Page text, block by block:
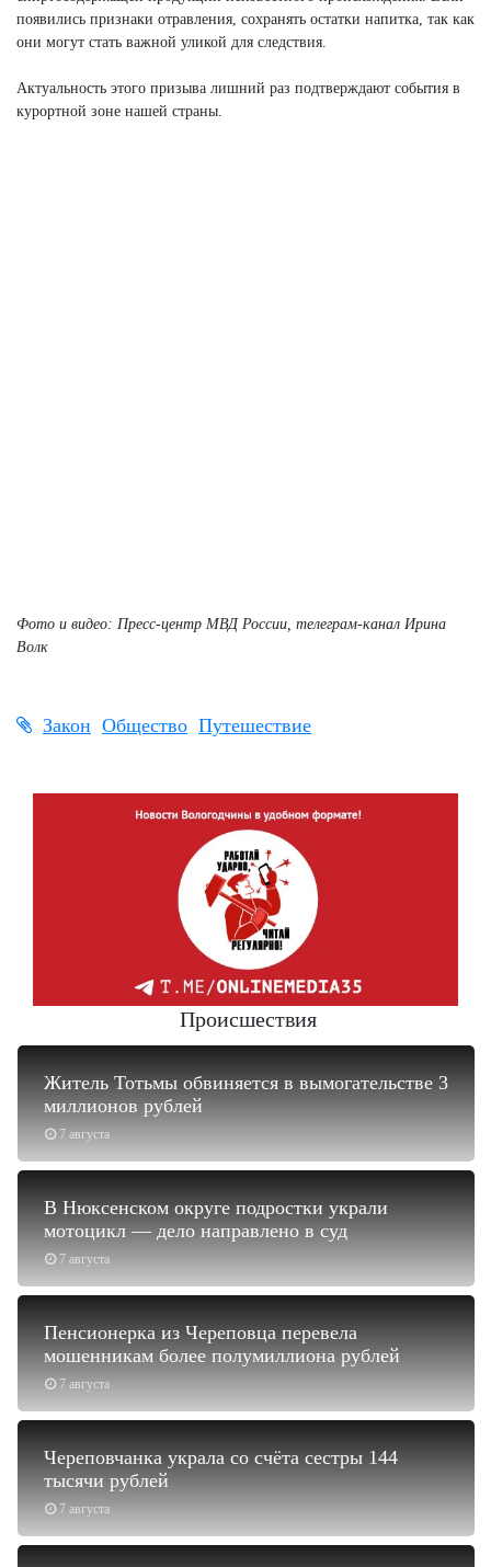
появились признаки отравления, сохранять остатки напитка, так как
они могут стать важной уликой для следствия.
Актуальность этого призыва лишний раз подтверждают события в
курортной зоне нашей страны.
Фото и видео: Пресс-центр МВД России, телеграм-канал Ирина
Волк
Закон Общество Путешествие
Происшествия
7 августа
Житель Тотьмы обвиняется в вымогательстве 3
миллионов рублей
7 августа
В Нюксенском округе подростки украли
мотоцикл — дело направлено в суд
7 августа
Пенсионерка из Череповца перевела
мошенникам более полумиллиона рублей
7 августа
Череповчанка украла со счёта сестры 144
тысячи рублей